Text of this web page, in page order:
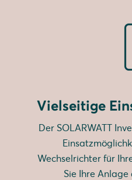
Vielseitige
Der SOLARWATT
Wechselrichter für
Sie Ihre